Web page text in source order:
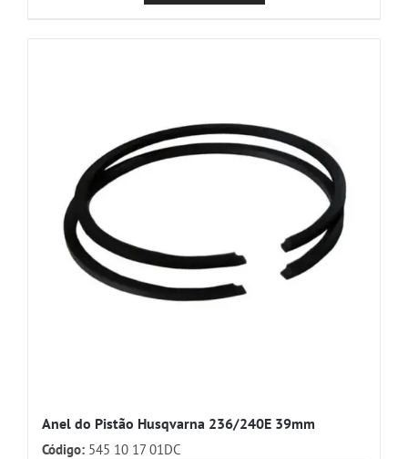
Anel do Pistão Husqvarna 236/240E 39mm
Código: 545 10 17 01DC